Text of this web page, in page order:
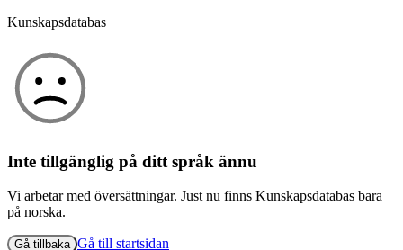
Kunskapsdatabas
Inte tillgänglig på ditt språk ännu
Vi arbetar med översättningar. Just nu finns Kunskapsdatabas bara
på norska.
Gå tillbaka Gå till startsidan